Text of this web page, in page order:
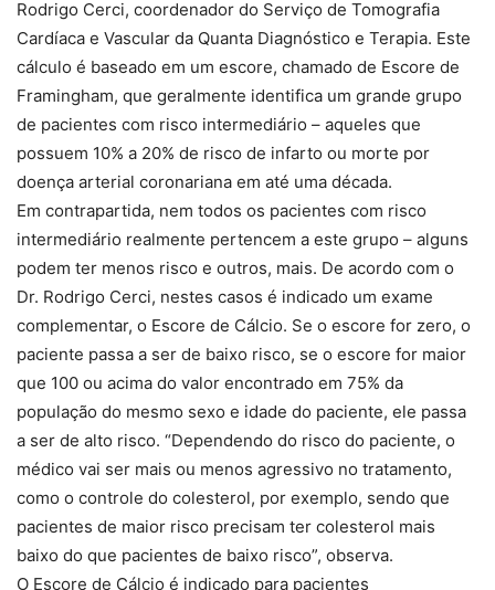
Rodrigo Cerci, coordenador do Serviço de Tomografia
Cardíaca e Vascular da Quanta Diagnóstico e Terapia. Este
cálculo é baseado em um escore, chamado de Escore de
Framingham, que geralmente identifica um grande grupo
de pacientes com risco intermediário – aqueles que
possuem 10% a 20% de risco de infarto ou morte por
doença arterial coronariana em até uma década.
Em contrapartida, nem todos os pacientes com risco
intermediário realmente pertencem a este grupo – alguns
podem ter menos risco e outros, mais. De acordo com o
Dr. Rodrigo Cerci, nestes casos é indicado um exame
complementar, o Escore de Cálcio. Se o escore for zero, o
paciente passa a ser de baixo risco, se o escore for maior
que 100 ou acima do valor encontrado em 75% da
população do mesmo sexo e idade do paciente, ele passa
a ser de alto risco. “Dependendo do risco do paciente, o
médico vai ser mais ou menos agressivo no tratamento,
como o controle do colesterol, por exemplo, sendo que
pacientes de maior risco precisam ter colesterol mais
baixo do que pacientes de baixo risco”, observa.
O Escore de Cálcio é indicado para pacientes